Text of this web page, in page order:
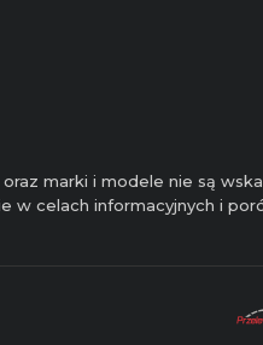
marki i modele nie są
w celach informacyjnych i